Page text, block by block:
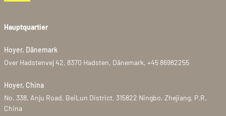
Hauptquartier
Hoyer, Dänemark
Over Hadstenvej 42, 8370 Hadsten, Dänemark, +45 86982255
Hoyer, China
No. 338, Anju Road, BeiLun District, 315822 Ningbo, Zhejiang, P.R.
China